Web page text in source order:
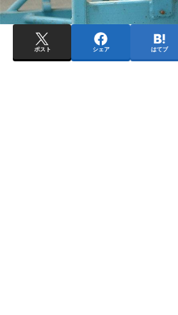
ポスト シェア はてブ